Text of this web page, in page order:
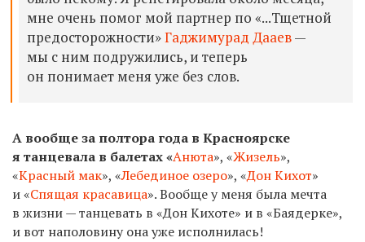
мне очень помог мой партнер по «...Тщетной
предосторожности»Гаджимурад Дааев—
мы с ним подружились, и теперь
он понимает меня уже без слов.
А вообще за полтора года в Красноярске
я танцевала в балетах «Анюта», «Жизель»,
«Красный мак», «Лебединое озеро», «Дон Кихот»
и «Спящая красавица». Вообще у меня была мечта
в жизни — танцевать в «Дон Кихоте» и в «Баядерке»,
и вот наполовину она уже исполнилась!